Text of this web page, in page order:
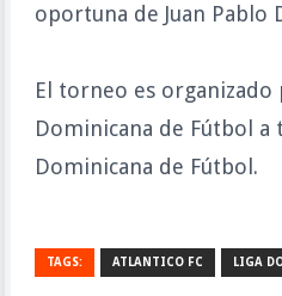
oportuna de Juan Pablo
El torneo es organizado
Dominicana de Fútbol a
Dominicana de Fútbol.
TAGS: ATLANTICO FC LIGA